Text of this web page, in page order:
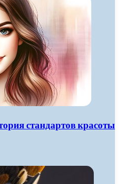
стандартов красоты